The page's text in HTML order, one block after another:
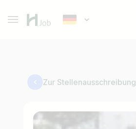
Zur Stellenausschreibung